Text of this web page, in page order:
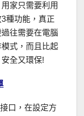
家只需要利用
種功能，真正
往需要在電腦
式，而且比起
全又環保!
口，在設定方